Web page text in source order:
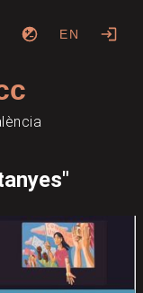
EN